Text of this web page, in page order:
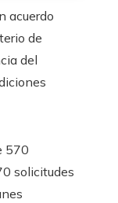
acuerdo
de
del
570
solicitudes